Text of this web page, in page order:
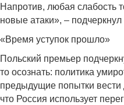
Напротив, любая слабость
новые атаки», – подчеркнул
«Время уступок прошло»
Польский премьер
то осознать: политика
предыдущие попытки вести
что Россия использует